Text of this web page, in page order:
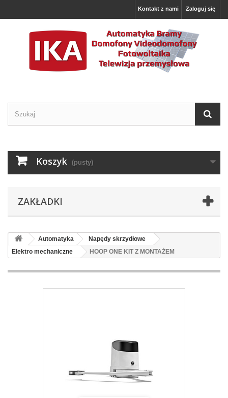
Zaloguj się
Kontakt z nami
Koszyk (pusty)
ZAKŁADKI
Automatyka
Napędy skrzydłowe
Elektro mechaniczne
HOOP ONE KIT Z MONTAŻEM